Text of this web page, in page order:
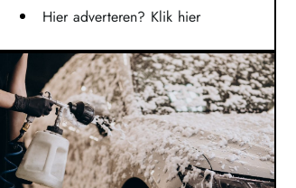
Hier adverteren? Klik hier